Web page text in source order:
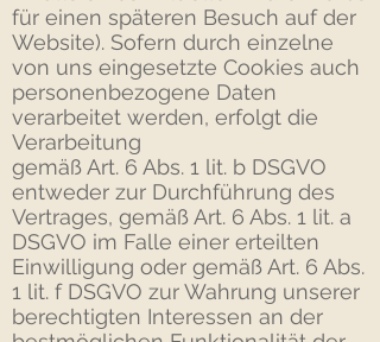
für einen späteren Besuch auf der
Website). Sofern durch einzelne
von uns eingesetzte Cookies auch
personenbezogene Daten
verarbeitet werden, erfolgt die
Verarbeitung
gemäß Art. 6 Abs. 1 lit. b DSGVO
entweder zur Durchführung des
Vertrages, gemäß Art. 6 Abs. 1 lit. a
DSGVO im Falle einer erteilten
Einwilligung oder gemäß Art. 6 Abs.
1 lit. f DSGVO zur Wahrung unserer
berechtigten Interessen an der